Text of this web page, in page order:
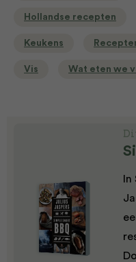
Hollandse recepten
Keukens
Vis Wat eten we